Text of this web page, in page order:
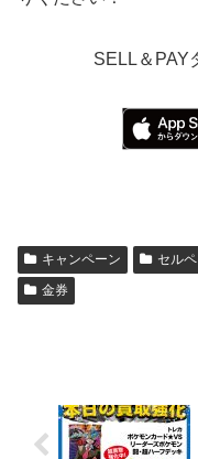
SELL＆PAY
キャンペーン セル
金券